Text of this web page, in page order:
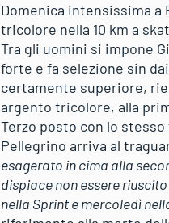
Domenica intensissima a
tricolore nella 10 km a
Tra gli uomini si impone
forte e fa selezione sin
certamente superiore,
argento tricolore, alla
Terzo posto con lo
Pellegrino arriva al
esagerato in cima alla
dispiace non essere
nella Sprint e mercoledì